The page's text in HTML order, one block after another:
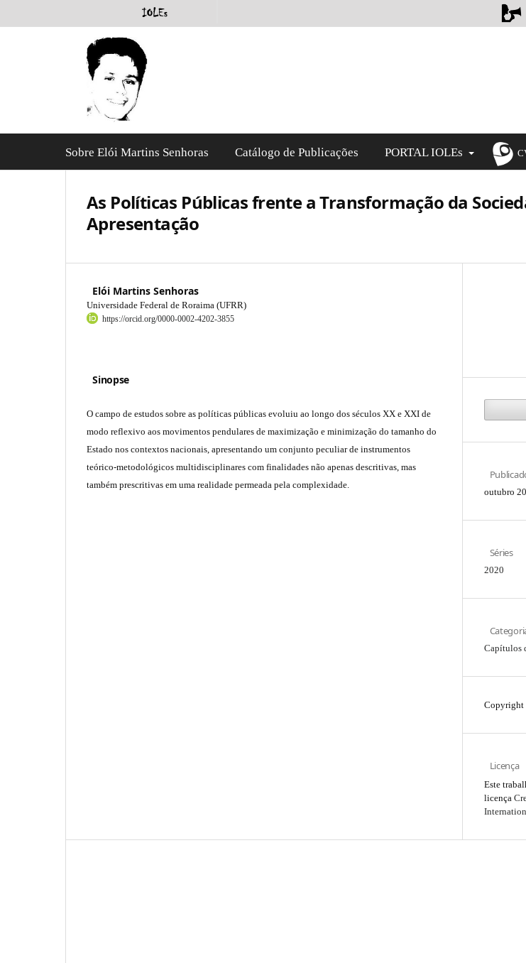
Sobre Elói Martins Senhoras Catálogo de Publicações PORTAL IOLEs
As Políticas Públicas frente a Transformação da
Apresentação
Elói Martins Senhoras
Universidade Federal de Roraima (UFRR)
https://orcid.org/0000-0002-4202-3855
Sinopse
O campo de estudos sobre as políticas públicas evoluiu ao longo dos séculos XX e XXI de
modo reflexivo aos movimentos pendulares de maximização e minimização do tamanho do
Estado nos contextos nacionais, apresentando um conjunto peculiar de instrumentos
teórico-metodológicos multidisciplinares com finalidades não apenas descritivas, mas
também prescritivas em uma realidade permeada pela complexidade.
outubro
Séries
2020
Capítulos
Copyright
Licença
Este
licença